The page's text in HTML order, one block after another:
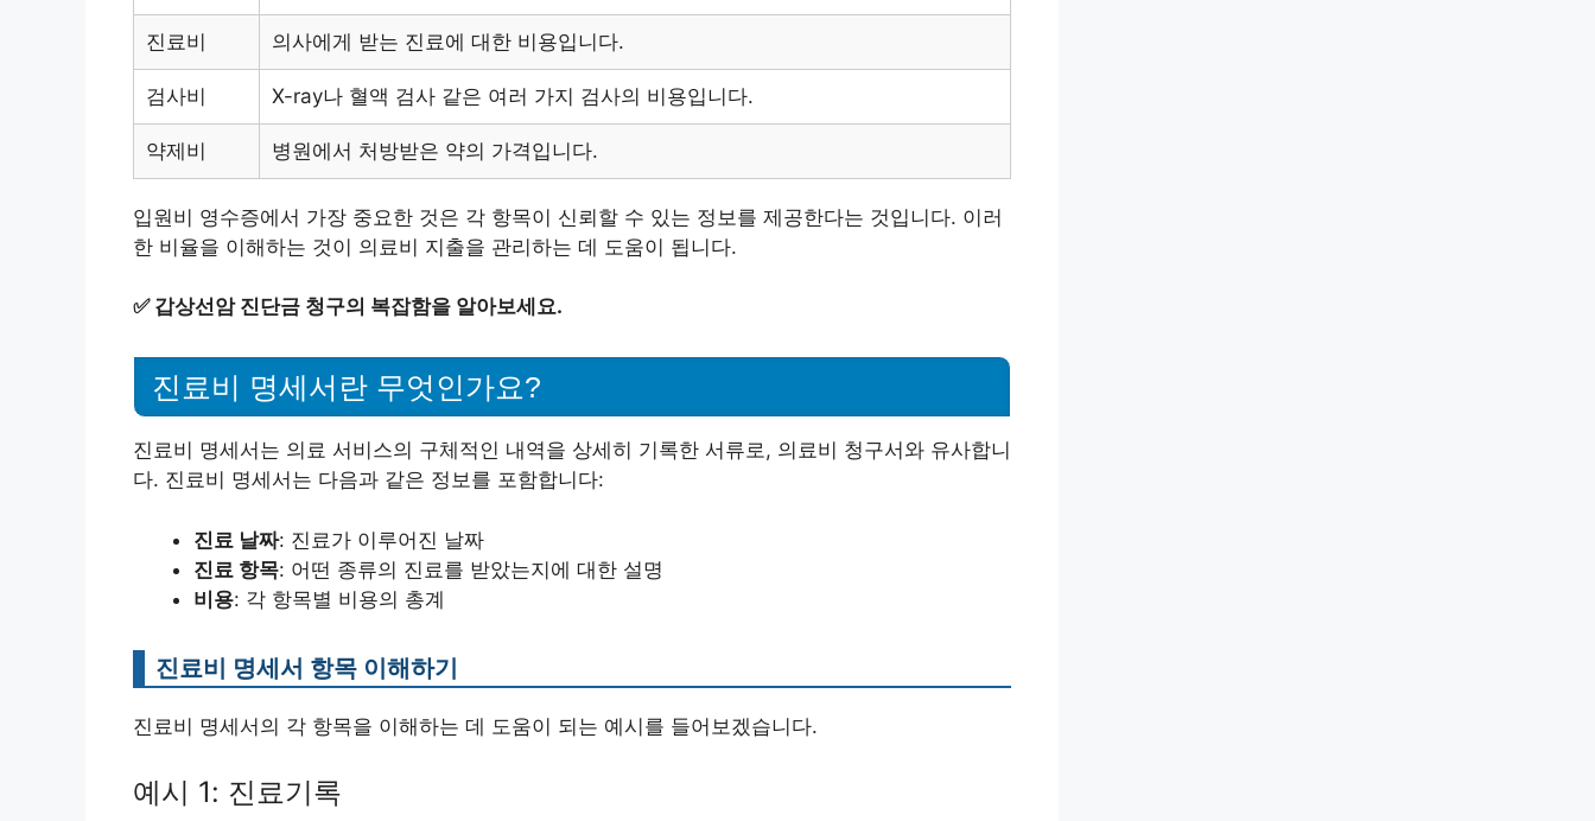
진료비 의사에게 받는 진료에 대한 비용입니다.
검사비 X-ray나 혈액 검사 같은 여러 가지 검사의 비용입니다.
약제비 병원에서 처방받은 약의 가격입니다.
입원비 영수증에서 가장 중요한 것은 각 항목이 신뢰할 수 있는 정보를 제공한다는 것입니다. 이러
한 비율을 이해하는 것이 의료비 지출을 관리하는 데 도움이 됩니다.
✅ 갑상선암 진단금 청구의 복잡함을 알아보세요.
진료비 명세서란 무엇인가요?
진료비 명세서는 의료 서비스의 구체적인 내역을 상세히 기록한 서류로, 의료비 청구서와 유사합니
다. 진료비 명세서는 다음과 같은 정보를 포함합니다:
진료 날짜: 진료가 이루어진 날짜
진료 항목: 어떤 종류의 진료를 받았는지에 대한 설명
비용: 각 항목별 비용의 총계
진료비 명세서 항목 이해하기
진료비 명세서의 각 항목을 이해하는 데 도움이 되는 예시를 들어보겠습니다.
예시 1: 진료기록